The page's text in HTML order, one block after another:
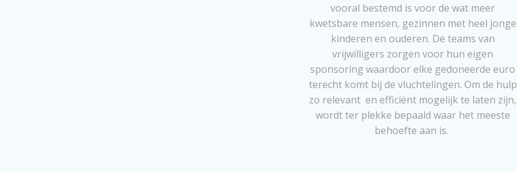
vooral bestemd is voor de wat meer
kwetsbare mensen, gezinnen met heel jonge
kinderen en ouderen. De teams van
vrijwilligers zorgen voor hun eigen
sponsoring waardoor elke gedoneerde euro
terecht komt bij de vluchtelingen. Om de hulp
zo relevant en efficiënt mogelijk te laten zijn,
wordt ter plekke bepaald waar het meeste
behoefte aan is.